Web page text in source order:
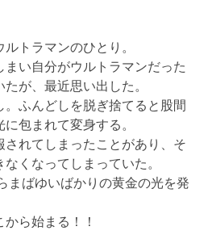
トラマンのひとり。
い自分がウルトラマンだった
が、最近思い出した。
ふんどしを脱ぎ捨てると股間
包まれて変身する。
されてしまったことがあり、そ
くなってしまっていた。
まばゆいばかりの黄金の光を発
ら始まる！！